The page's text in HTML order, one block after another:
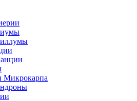
Микрокарпа